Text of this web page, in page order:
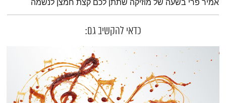
אמיר פרי בשעה של מוזיקה שתתן לכם קצת חמצן לנשמה
כדאי להקשיב גם: